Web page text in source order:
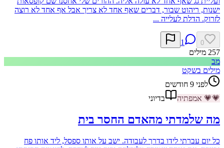
ישנות, ריהוט שבור, דברים שאף אחד לא צריך אבל אף אחד לא רוצה
לזרוק. הדלת לעלייה ...
0
1
257 מילים
מב
מילים בשקט
לפני 9 חודשים
💗
💗 אמפתיה בדיוני
מה שלמדתי מהאדם החסר בית
כל יום עברתי לידו בדרך לעבודה. ישב על אותו ספסל, ליד אותו פח